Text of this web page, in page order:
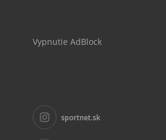
Vypnutie AdBlock
sportnet.sk